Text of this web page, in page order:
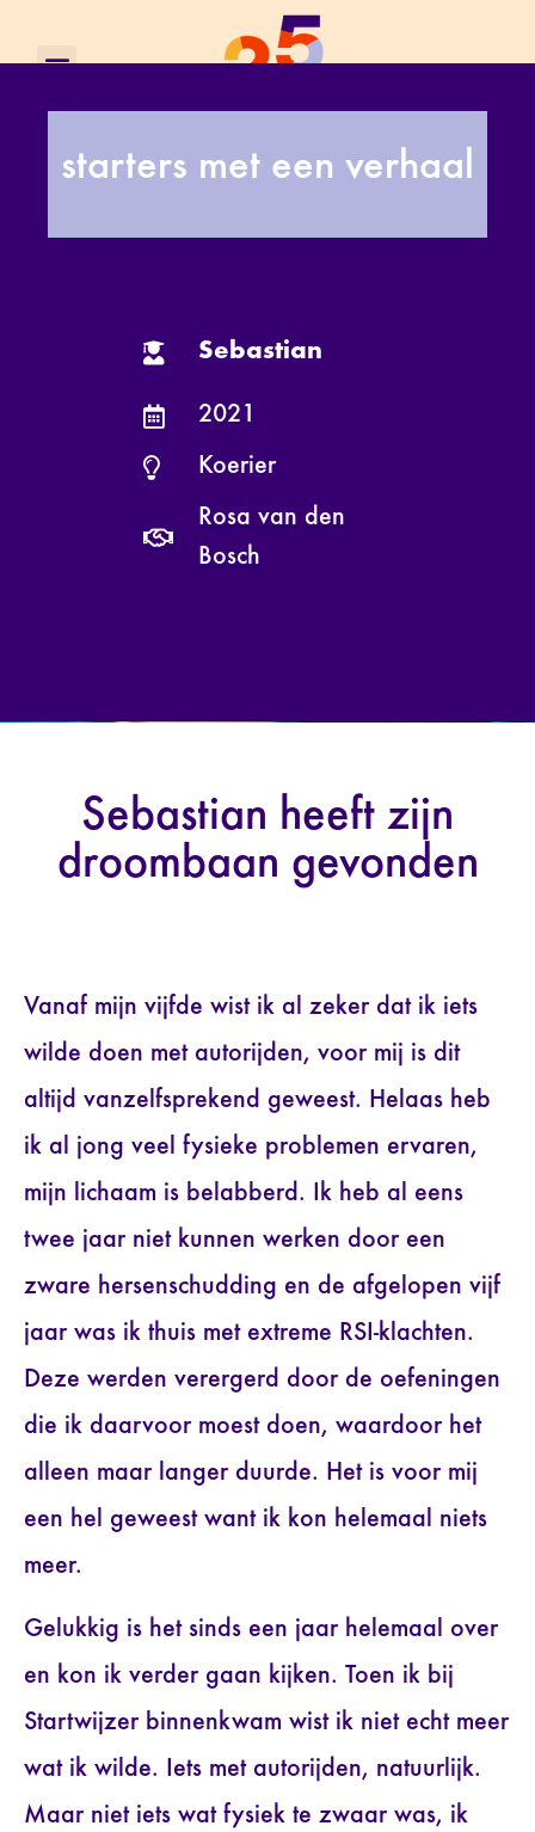
starters met een verhaal
Sebastian
2021
Koerier
Rosa van den
Bosch
Sebastian heeft zijn
droombaan gevonden
Vanaf mijn vijfde wist ik al zeker dat ik iets
wilde doen met autorijden, voor mij is dit
altijd vanzelfsprekend geweest. Helaas heb
ik al jong veel fysieke problemen ervaren,
mijn lichaam is belabberd. Ik heb al eens
twee jaar niet kunnen werken door een
zware hersenschudding en de afgelopen vijf
jaar was ik thuis met extreme RSI-klachten.
Deze werden verergerd door de oefeningen
die ik daarvoor moest doen, waardoor het
alleen maar langer duurde. Het is voor mij
een hel geweest want ik kon helemaal niets
meer.
Gelukkig is het sinds een jaar helemaal over
en kon ik verder gaan kijken. Toen ik bij
Startwijzer binnenkwam wist ik niet echt meer
wat ik wilde. Iets met autorijden, natuurlijk.
Maar niet iets wat fysiek te zwaar was, ik